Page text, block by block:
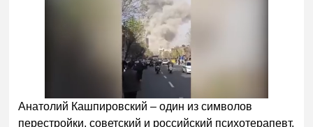
Анатолий Кашпировский – один из символов
перестройки, советский и российский психотерапевт,